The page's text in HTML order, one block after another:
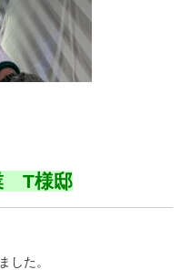
T様邸
した。